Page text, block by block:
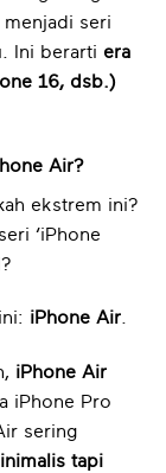
menjadi seri
Ini berarti era
16, dsb.)
Air?
ekstrem ini?
‘iPhone
iPhone Air.
iPhone Air
iPhone Pro
sering
tapi